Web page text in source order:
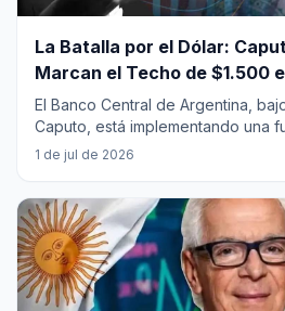
La Batalla por el Dólar:
Marcan el Techo de $1.500
Cambiaria
El Banco Central de Argentina,
Caputo, está implementando una
los mercados de dólar linked y
una depreciación ordenada para
desaceleración inflacionaria.
un avance del tipo de cambio
fin de año debido a factores
cobertura, la intervención actual
1 de jul de 2026